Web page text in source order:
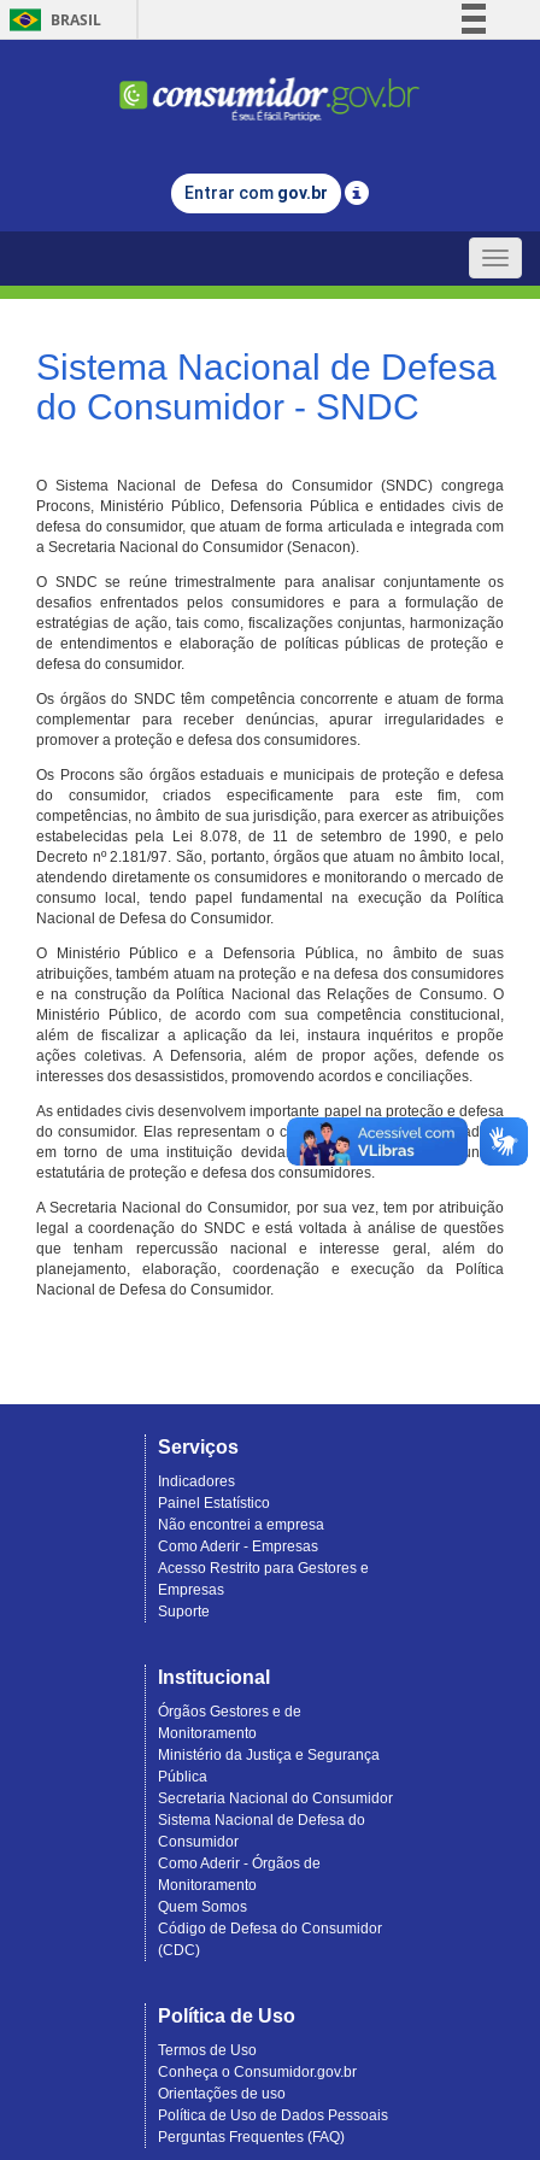
BRASIL
Comunica BR
Legislação
Entrar com gov.br
Toggle
Sistema Nacional de Defesa
do Consumidor - SNDC
O Sistema Nacional de Defesa do Consumidor (SNDC) congrega
Procons, Ministério Público, Defensoria Pública e entidades civis de
defesa do consumidor, que atuam de forma articulada e integrada com
a Secretaria Nacional do Consumidor (Senacon).
O SNDC se reúne trimestralmente para analisar conjuntamente os
desafios enfrentados pelos consumidores e para a formulação de
estratégias de ação, tais como, fiscalizações conjuntas, harmonização
de entendimentos e elaboração de políticas públicas de proteção e
defesa do consumidor.
Os órgãos do SNDC têm competência concorrente e atuam de forma
complementar para receber denúncias, apurar irregularidades e
promover a proteção e defesa dos consumidores.
Os Procons são órgãos estaduais e municipais de proteção e defesa
do consumidor, criados especificamente para este fim, com
competências, no âmbito de sua jurisdição, para exercer as atribuições
estabelecidas pela Lei 8.078, de 11 de setembro de 1990, e pelo
Decreto nº 2.181/97. São, portanto, órgãos que atuam no âmbito local,
atendendo diretamente os consumidores e monitorando o mercado de
consumo local, tendo papel fundamental na execução da Política
Nacional de Defesa do Consumidor.
O Ministério Público e a Defensoria Pública, no âmbito de suas
atribuições, também atuam na proteção e na defesa dos consumidores
e na construção da Política Nacional das Relações de Consumo. O
Ministério Público, de acordo com sua competência constitucional,
além de fiscalizar a aplicação da lei, instaura inquéritos e propõe
ações coletivas. A Defensoria, além de propor ações, defende os
interesses dos desassistidos, promovendo acordos e conciliações.
As entidades civis desenvolvem importante papel na proteção e defesa
do consumidor. Elas representam o conjunto organizado de cidadãos
em torno de uma instituição devidamente registrada e com função
estatutária de proteção e defesa dos consumidores.
A Secretaria Nacional do Consumidor, por sua vez, tem por atribuição
legal a coordenação do SNDC e está voltada à análise de questões
que tenham repercussão nacional e interesse geral, além do
planejamento, elaboração, coordenação e execução da Política
Nacional de Defesa do Consumidor.
Serviços
Indicadores
Painel Estatístico
Não encontrei a empresa
Como Aderir - Empresas
Acesso Restrito para Gestores e
Empresas
Suporte
Institucional
Órgãos Gestores e de
Monitoramento
Ministério da Justiça e Segurança
Pública
Secretaria Nacional do Consumidor
Sistema Nacional de Defesa do
Consumidor
Como Aderir - Órgãos de
Monitoramento
Quem Somos
Código de Defesa do Consumidor
(CDC)
Política de Uso
Termos de Uso
Conheça o Consumidor.gov.br
Orientações de uso
Política de Uso de Dados Pessoais
Perguntas Frequentes (FAQ)